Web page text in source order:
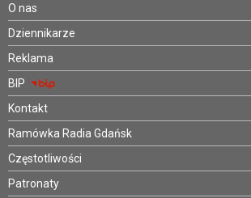
O nas
Dziennikarze
Reklama
BIP
Kontakt
Ramówka Radia Gdańsk
Częstotliwości
Patronaty